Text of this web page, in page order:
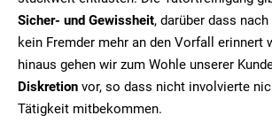
Sicher- und Gewissheit, darüber dass
kein Fremder mehr an den Vorfall erinnert
hinaus gehen wir zum Wohle unserer
Diskretion vor, so dass nicht involvierte
Tätigkeit mitbekommen.